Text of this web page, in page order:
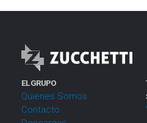
EL GRUPO
Quienes Somos
Contacto